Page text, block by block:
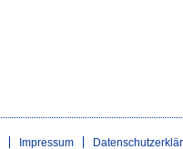
Impressum